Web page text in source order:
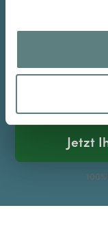
Johanna K.
Jetzt